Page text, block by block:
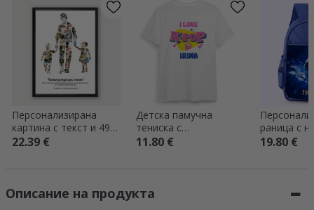
Персонализирана
картина с текст и 49
снимки – баща,
22.39 €
Детска памучна
тениска с
персонализиран
11.80 €
раница с
Футбол
19.80 €
Описание на продукта